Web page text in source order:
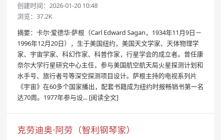
创建时间：2026-01-20 10:48
浏览：37.2K
摘要：卡尔·爱德华·萨根（Carl Edward Sagan，1934年11月9日－
1996年12月20日），生于美国纽约，美国天文学家、天体物理学
家、宇宙学家、科幻作家、科普作家，行星学会的成立者。曾任康
奈尔大学行星研究中心主任，参与美国航空航天局火星探测计划和
水手号、旅行者号等深空探测项目设计。萨根主持的电视系列片
《宇宙》在60多个国家播出，配套书籍成为纽约时报畅销书第一名
达70周。1977年参与设... [阅读全文]
克劳迪奥·阿劳（智利钢琴家）